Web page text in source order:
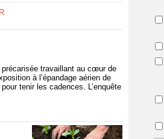
précarisée travaillant au cœur de
à l’épandage aérien de
tenir les cadences. L’enquête